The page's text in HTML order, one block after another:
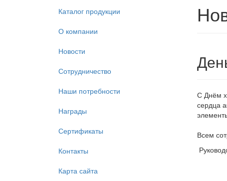
С Днём
сердца
Всем
Каталог продукции
О компании
Новости
Сотрудничество
Наши потребности
Награды
Сертификаты
Контакты
Карта сайта